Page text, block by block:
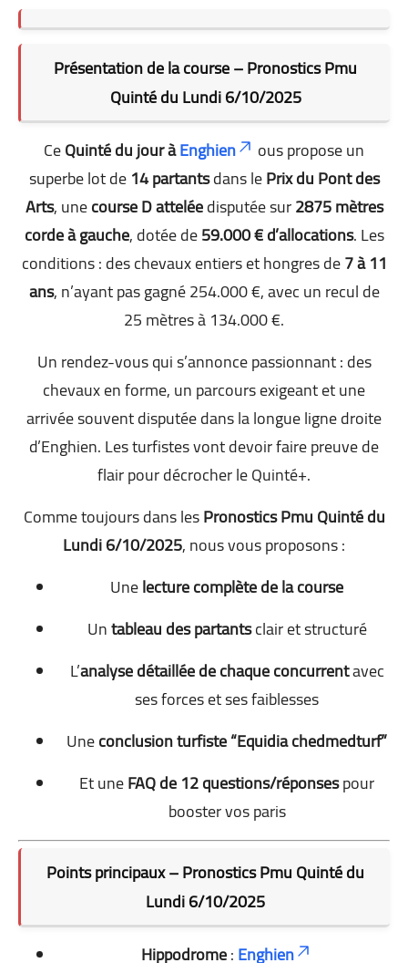
Présentation de la course – Pronostics Pmu
Quinté du Lundi 6/10/2025
CeQuinté du jour àEnghien
ous propose un
superbe lot de14 partantsdans lePrix du Pont des
Arts, unecourse D atteléedisputée sur2875 mètres
corde à gauche, dotée de59.000 € d’allocations. Les
conditions : des chevaux entiers et hongres de7 à 11
ans, n’ayant pas gagné 254.000 €, avec un recul de
25 mètres à 134.000 €.
Un rendez-vous qui s’annonce passionnant : des
chevaux en forme, un parcours exigeant et une
arrivée souvent disputée dans la longue ligne droite
d’Enghien. Les turfistes vont devoir faire preuve de
flair pour décrocher le Quinté+.
Comme toujours dans lesPronostics Pmu Quinté du
Lundi 6/10/2025, nous vous proposons :
Unelecture complète de la course
Untableau des partantsclair et structuré
L’analyse détaillée de chaque concurrentavec
ses forces et ses faiblesses
Uneconclusion turfiste “Equidia chedmedturf”
Et uneFAQ de 12 questions/réponsespour
booster vos paris
Points principaux – Pronostics Pmu Quinté du
Lundi 6/10/2025
Hippodrome:Enghien